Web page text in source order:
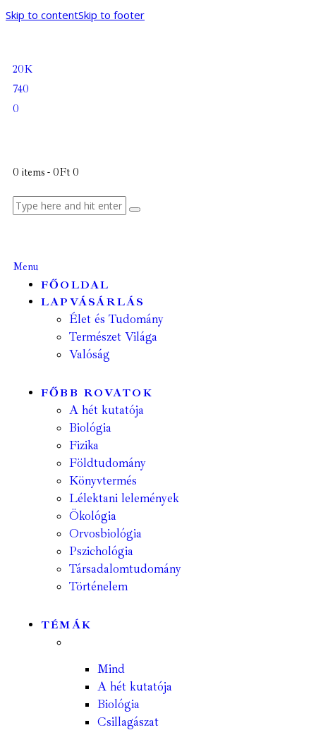
Skip to contentSkip to footer
20K
740
0
0 items - 0Ft 0
Menu
FŐOLDAL
LAPVÁSÁRLÁS
Élet és Tudomány
Természet Világa
Valóság
FŐBB ROVATOK
A hét kutatója
Biológia
Fizika
Földtudomány
Könyvtermés
Lélektani lelemények
Ökológia
Orvosbiológia
Pszichológia
Társadalomtudomány
Történelem
TÉMÁK
Mind
A hét kutatója
Biológia
Csillagászat